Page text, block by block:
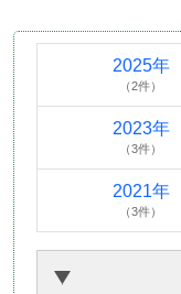
2025年
（2件）
2023年
（3件）
2021年
（3件）